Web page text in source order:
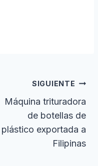
SIGUIENTE
Máquina trituradora
de botellas de
plástico exportada a
Filipinas